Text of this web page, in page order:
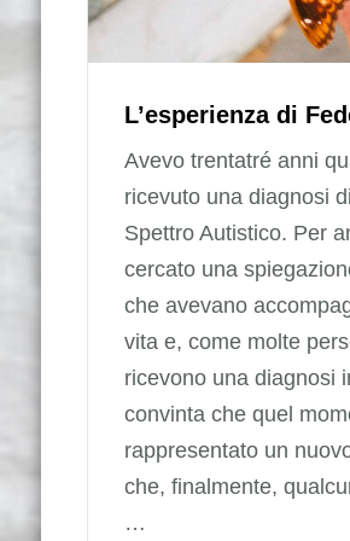
L’esperienza di
Avevo trentatré anni
ricevuto una diagnosi
Spettro Autistico. Per
cercato una
che avevano
vita e, come molte
ricevono una diagnosi
convinta che quel
rappresentato un
che, finalmente,
…